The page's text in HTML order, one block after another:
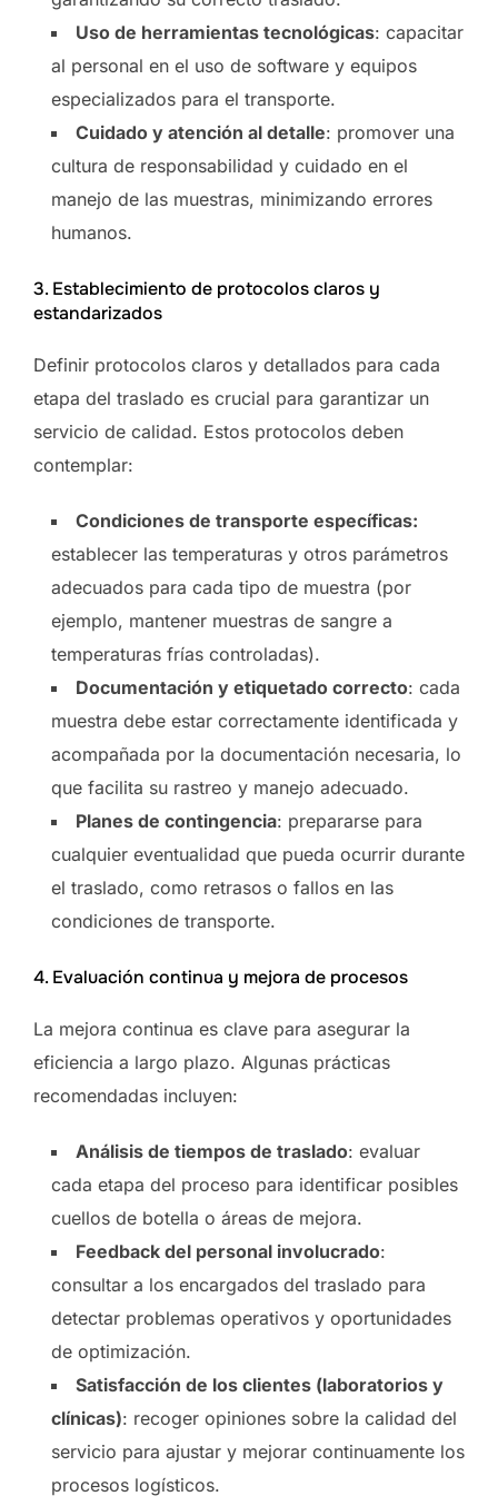
Uso de herramientas tecnológicas: capacitar
al personal en el uso de software y equipos
especializados para el transporte.
Cuidado y atención al detalle: promover una
cultura de responsabilidad y cuidado en el
manejo de las muestras, minimizando errores
humanos.
3. Establecimiento de protocolos claros y
estandarizados
Definir protocolos claros y detallados para cada
etapa del traslado es crucial para garantizar un
servicio de calidad. Estos protocolos deben
contemplar:
Condiciones de transporte específicas:
establecer las temperaturas y otros parámetros
adecuados para cada tipo de muestra (por
ejemplo, mantener muestras de sangre a
temperaturas frías controladas).
Documentación y etiquetado correcto: cada
muestra debe estar correctamente identificada y
acompañada por la documentación necesaria, lo
que facilita su rastreo y manejo adecuado.
Planes de contingencia: prepararse para
cualquier eventualidad que pueda ocurrir durante
el traslado, como retrasos o fallos en las
condiciones de transporte.
4. Evaluación continua y mejora de procesos
La mejora continua es clave para asegurar la
eficiencia a largo plazo. Algunas prácticas
recomendadas incluyen:
Análisis de tiempos de traslado: evaluar
cada etapa del proceso para identificar posibles
cuellos de botella o áreas de mejora.
Feedback del personal involucrado:
consultar a los encargados del traslado para
detectar problemas operativos y oportunidades
de optimización.
Satisfacción de los clientes (laboratorios y
clínicas): recoger opiniones sobre la calidad del
servicio para ajustar y mejorar continuamente los
procesos logísticos.